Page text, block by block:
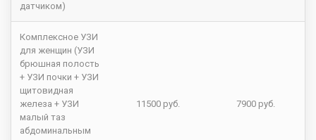
датчиком)
Комплексное УЗИ
для женщин (УЗИ
брюшная полость
+ УЗИ почки + УЗИ
щитовидная
железа + УЗИ
малый таз
абдоминальным
11500 руб. 7900 руб.